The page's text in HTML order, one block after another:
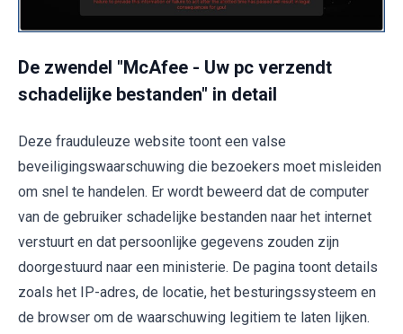
De zwendel "McAfee - Uw pc verzendt
schadelijke bestanden" in detail
Deze frauduleuze website toont een valse
beveiligingswaarschuwing die bezoekers moet misleiden
om snel te handelen. Er wordt beweerd dat de computer
van de gebruiker schadelijke bestanden naar het internet
verstuurt en dat persoonlijke gegevens zouden zijn
doorgestuurd naar een ministerie. De pagina toont details
zoals het IP-adres, de locatie, het besturingssysteem en
de browser om de waarschuwing legitiem te laten lijken.